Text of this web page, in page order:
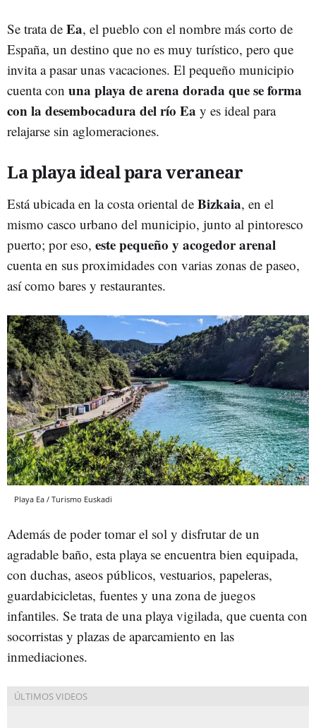
Se trata de Ea, el pueblo con el nombre más corto de
España, un destino que no es muy turístico, pero que
invita a pasar unas vacaciones. El pequeño municipio
cuenta con una playa de arena dorada que se forma
con la desembocadura del río Ea y es ideal para
relajarse sin aglomeraciones.
La playa ideal para veranear
Está ubicada en la costa oriental de Bizkaia, en el
mismo casco urbano del municipio, junto al pintoresco
puerto; por eso, este pequeño y acogedor arenal
cuenta en sus proximidades con varias zonas de paseo,
así como bares y restaurantes.
Playa Ea / Turismo Euskadi
Además de poder tomar el sol y disfrutar de un
agradable baño, esta playa se encuentra bien equipada,
con duchas, aseos públicos, vestuarios, papeleras,
guardabicicletas, fuentes y una zona de juegos
infantiles. Se trata de una playa vigilada, que cuenta con
socorristas y plazas de aparcamiento en las
inmediaciones.